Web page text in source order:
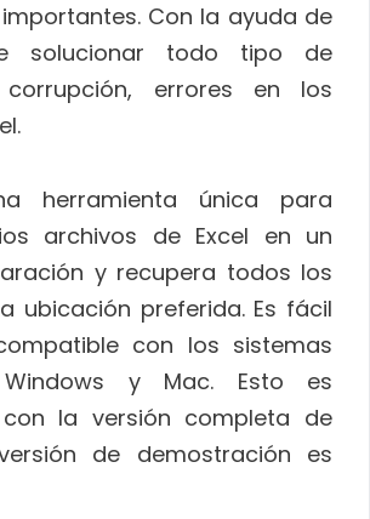
Con la ayuda de
solucionar todo tipo de
corrupción, errores en los
herramienta única para
archivos de Excel en un
y recupera todos los
ubicación preferida. Es fácil
con los sistemas
Windows y Mac. Esto es
la versión completa de
de demostración es